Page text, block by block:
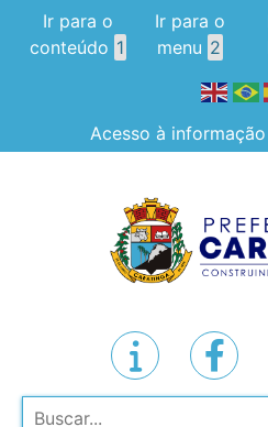
Ir para o
conteúdo 1
Ir para o
menu 2
Acesso à informação
Pesquisar